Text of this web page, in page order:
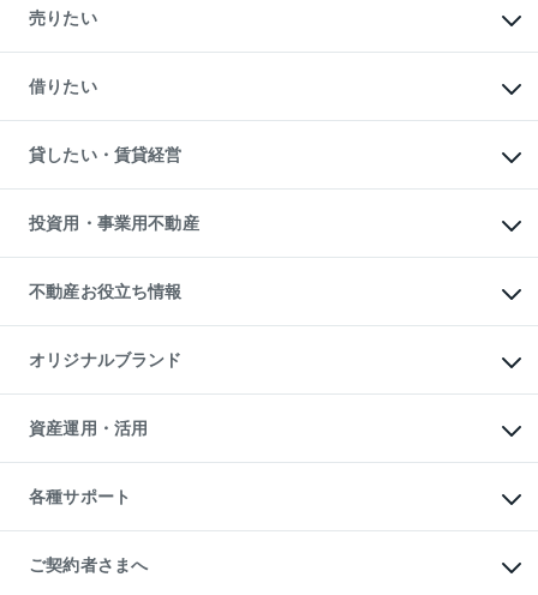
新築・分譲マンションの購入
中古マンションの購入
一戸建ての購入
中古一戸建ての購入
不動産購入の流れ
注目キーワード物件特集
購入ガイド
English 繁体中文簡体中文
売りたい
一戸建ての売却・査定
土地の売却・査定
スピードAI査定
不動産査定について
不動産売却の流れ
不動産買換えの流れ
売却ガイド
借りたい
オフィス・店舗の賃貸
借りるときの流れ
借りるガイド
貸したい・賃貸経営
マンション賃料データ
賃貸管理プラン
リロケーションについて
貸すガイド
投資用・事業用不動産
事業用不動産
マンション投資
投資用マンション
アパート経営
収益物件
ビル購入（ビル一棟）
投資用不動産の売却査定
事業用不動産の売却査定
不動産お役立ち情報
マンションライブラリー
人気マンションランキング
暮らしに役立つ不動産メディア
不動産相場・不動産価格情報
不動産コラム・ニュース
不動産用語集
不動産なんでもネット相談室
住まいの税金
オリジナルブランド
一棟リノベーションマンション
L`GENTE（ルジェンテ）
区分リノベーションマンション
投資用一棟レジデンスWELL
不動産小口投資
LEGACIA（レガシア）
資産運用・活用
不動産M&A
アセットマネジメント・出資
各種サポート
相続サポート
リフォームサポート
ご契約者さまへ